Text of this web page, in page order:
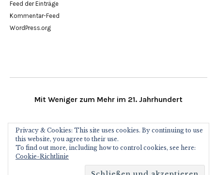
Feed der Einträge
Kommentar-Feed
WordPress.org
Mit Weniger zum Mehr im 21. Jahrhundert
Minimalismus21 im Social Web
RSS Facebook
Privacy & Cookies: This site uses cookies. By continuing to use
this website, you agree to their use.
To find out more, including how to control cookies, see here:
Cookie-Richtlinie